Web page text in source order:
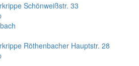
Schönweißstr. 33
Röthenbacher Hauptstr. 28